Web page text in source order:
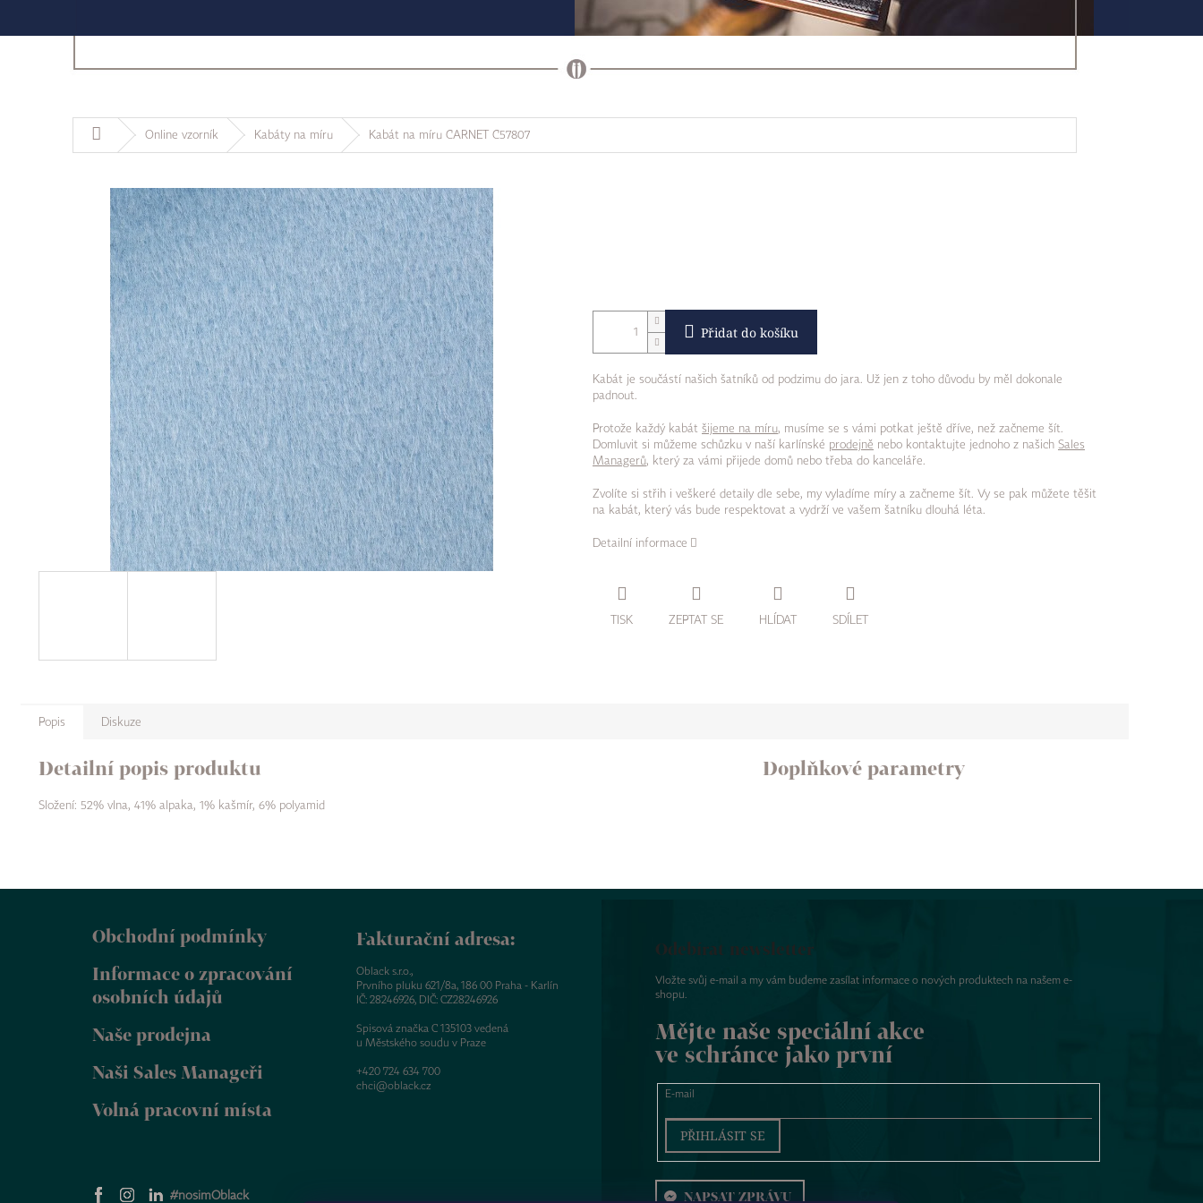
Domů Online vzorník Kabáty na míru Kabát na míru CARNET C57807
Přidat do košíku
Kabát je součástí našich šatníků od podzimu do jara. Už jen z toho důvodu by měl dokonale
padnout.
Protože každý kabát šijeme na míru, musíme se s vámi potkat ještě dříve, než začneme šít.
Domluvit si můžeme schůzku v naší karlínské prodejně nebo kontaktujte jednoho z našich Sales
Managerů, který za vámi přijede domů nebo třeba do kanceláře.
Zvolíte si střih i veškeré detaily dle sebe, my vyladíme míry a začneme šít. Vy se pak můžete těšit
na kabát, který vás bude respektovat a vydrží ve vašem šatníku dlouhá léta.
Detailní informace
TISK ZEPTAT SE HLÍDAT SDÍLET
Popis Diskuze
Detailní popis produktu
Složení: 52% vlna, 41% alpaka, 1% kašmír, 6% polyamid
Doplňkové parametry
Obchodní podmínky
Informace o zpracování
osobních údajů
Naše prodejna
Naši Sales Manageři
Volná pracovní místa
#nosimOblack
Fakturační adresa:
Oblack s.r.o.,
Prvního pluku 621/8a, 186 00 Praha - Karlín
IČ: 28246926, DIČ: CZ28246926
Spisová značka C 135103 vedená
u Městského soudu v Praze
+420 724 634 700
chci@oblack.cz
Odebírat newsletter
Vložte svůj e-mail a my vám budeme zasílat informace o nových produktech na našem e-
shopu.
Mějte naše speciální akce
ve schránce jako první
E-mail
PŘIHLÁSIT SE
NAPSAT ZPRÁVU